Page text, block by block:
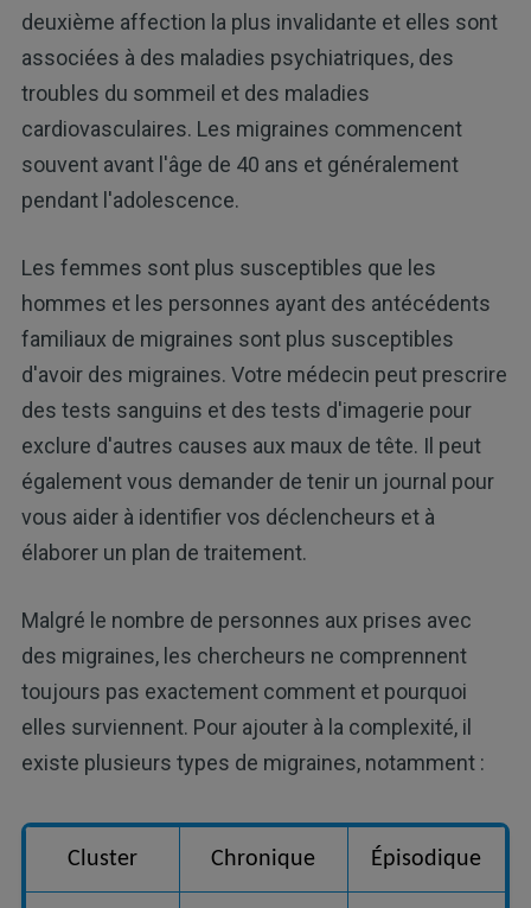
deuxième affection la plus invalidante et elles sont
associées à des maladies psychiatriques, des
troubles du sommeil et des maladies
cardiovasculaires. Les migraines commencent
souvent avant l'âge de 40 ans et généralement
pendant l'adolescence.
Les femmes sont plus susceptibles que les
hommes et les personnes ayant des antécédents
familiaux de migraines sont plus susceptibles
d'avoir des migraines. Votre médecin peut prescrire
des tests sanguins et des tests d'imagerie pour
exclure d'autres causes aux maux de tête. Il peut
également vous demander de tenir un journal pour
vous aider à identifier vos déclencheurs et à
élaborer un plan de traitement.
Malgré le nombre de personnes aux prises avec
des migraines, les chercheurs ne comprennent
toujours pas exactement comment et pourquoi
elles surviennent. Pour ajouter à la complexité, il
existe plusieurs types de migraines, notamment :
Cluster Chronique Épisodique